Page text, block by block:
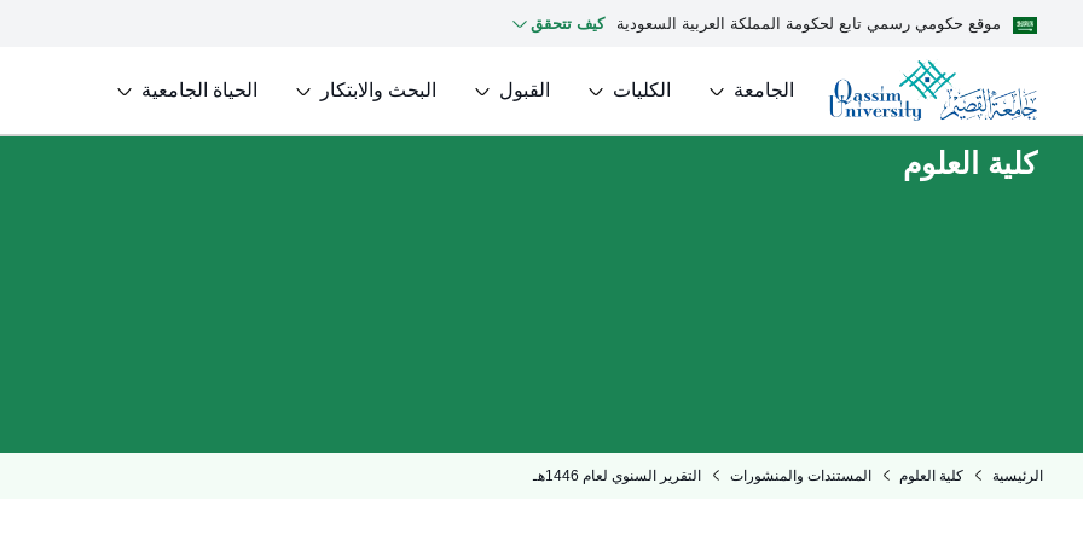
موقع حكومي رسمي تابع لحكومة المملكة العربية السعودية كيف تتحقق
الجامعة الكليات القبول البحث والابتكار الحياة الجامعية
كلية العلوم
الرئيسية كلية العلوم المستندات والمنشورات التقرير السنوي لعام 1446هـ